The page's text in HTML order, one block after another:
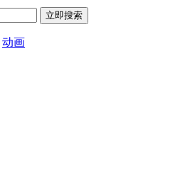
立即搜索
动画